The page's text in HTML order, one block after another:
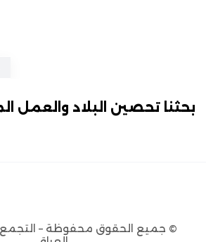
بحثنا تحصين البلاد والعمل
© جميع الحقوق محفوظة – التجمع